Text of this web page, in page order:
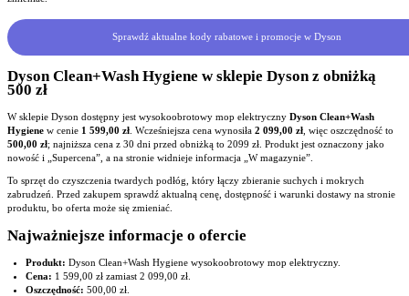
Sprawdź aktualne kody rabatowe i promocje w Dyson
Dyson Clean+Wash Hygiene w sklepie Dyson z obniżką
500 zł
W sklepie Dyson dostępny jest wysokoobrotowy mop elektryczny Dyson Clean+Wash
Hygiene w cenie 1 599,00 zł . Wcześniejsza cena wynosiła 2 099,00 zł , więc oszczędność to
500,00 zł; najniższa cena z 30 dni przed obniżką to 2099 zł. Produkt jest oznaczony jako
nowość i „Supercena”, a na stronie widnieje informacja „W magazynie”.
To sprzęt do czyszczenia twardych podłóg, który łączy zbieranie suchych i mokrych
zabrudzeń. Przed zakupem sprawdź aktualną cenę, dostępność i warunki dostawy na stronie
produktu, bo oferta może się zmieniać.
Najważniejsze informacje o ofercie
Produkt: Dyson Clean+Wash Hygiene wysokoobrotowy mop elektryczny.
Cena: 1 599,00 zł zamiast 2 099,00 zł.
Oszczędność: 500,00 zł.